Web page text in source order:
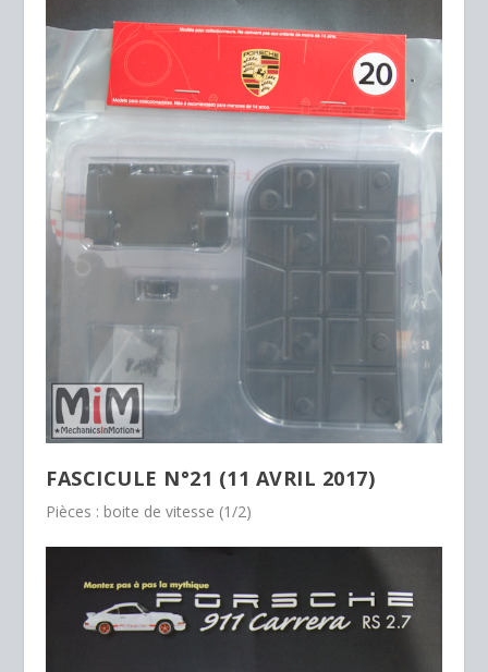
FASCICULE N°21 (11 AVRIL 2017)
Pièces : boite de vitesse (1/2)